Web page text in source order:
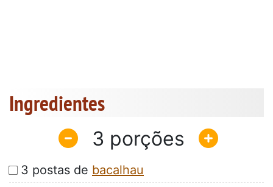
Ingredientes
3
3 postas de bacalhau